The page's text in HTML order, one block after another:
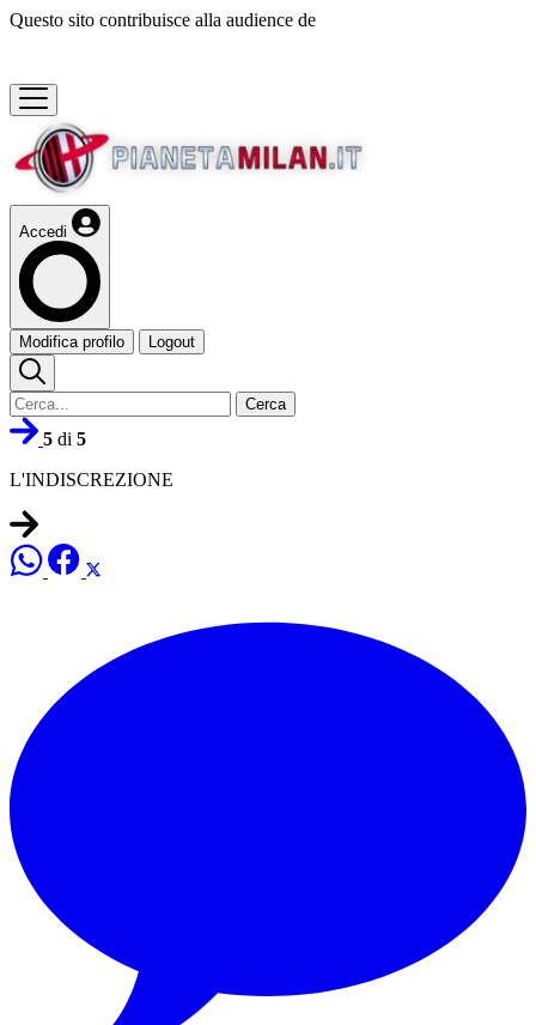
Questo sito contribuisce alla audience de
Accedi
Modifica profilo Logout
Cerca
5 di 5
L'INDISCREZIONE